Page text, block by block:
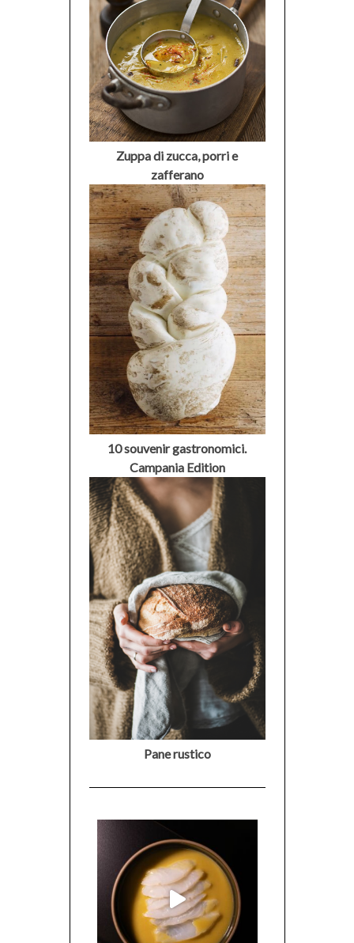
Zuppa di zucca, porri e
zafferano
10 souvenir gastronomici.
Campania Edition
Pane rustico